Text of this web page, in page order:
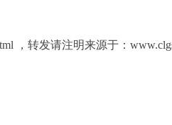
，转发请注明来源于：